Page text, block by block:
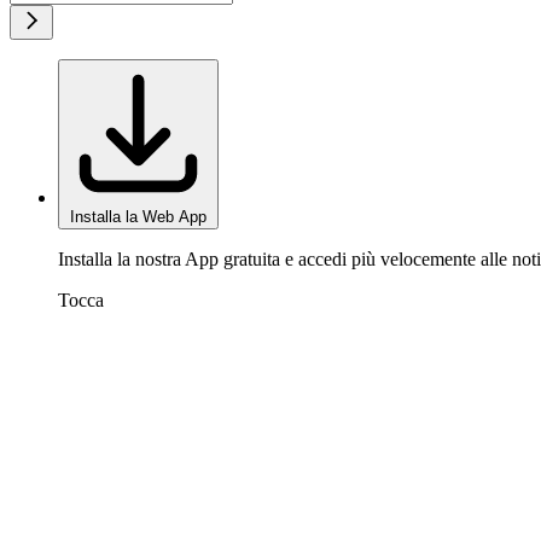
Installa la Web App
Installa la nostra App gratuita e accedi più velocemente alle
Tocca